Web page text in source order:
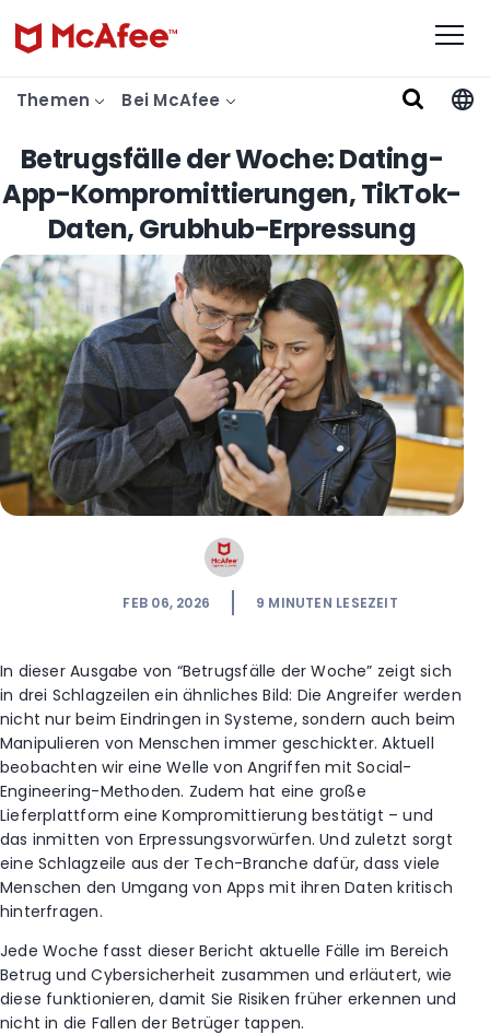
Themen Bei McAfee
Betrugsfälle der Woche: Dating-
App-Kompromittierungen, TikTok-
Daten, Grubhub-Erpressung
FEB 06, 2026 9 MINUTEN LESEZEIT
In dieser Ausgabe von “Betrugsfälle der Woche” zeigt sich
in drei Schlagzeilen ein ähnliches Bild: Die Angreifer werden
nicht nur beim Eindringen in Systeme, sondern auch beim
Manipulieren von Menschen immer geschickter. Aktuell
beobachten wir eine Welle von Angriffen mit Social-
Engineering-Methoden. Zudem hat eine große
Lieferplattform eine Kompromittierung bestätigt – und
das inmitten von Erpressungsvorwürfen. Und zuletzt sorgt
eine Schlagzeile aus der Tech-Branche dafür, dass viele
Menschen den Umgang von Apps mit ihren Daten kritisch
hinterfragen.
Jede Woche fasst dieser Bericht aktuelle Fälle im Bereich
Betrug und Cybersicherheit zusammen und erläutert, wie
diese funktionieren, damit Sie Risiken früher erkennen und
nicht in die Fallen der Betrüger tappen.